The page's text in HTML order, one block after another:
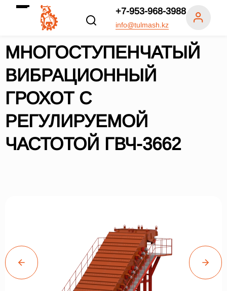
+7-953-968-3988
info@tulmash.kz
МНОГОСТУПЕНЧАТЫЙ
ВИБРАЦИОННЫЙ
ГРОХОТ С
РЕГУЛИРУЕМОЙ
ЧАСТОТОЙ ГВЧ-3662